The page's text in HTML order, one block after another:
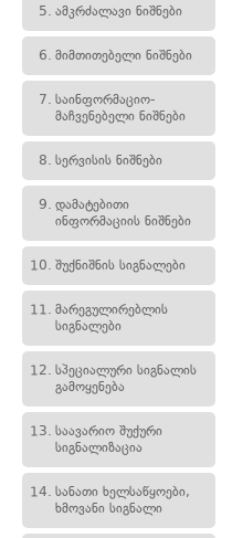
5. ამკრძალავი ნიშნები
6. მიმთითებელი ნიშნები
7. საინფორმაციო-
მაჩვენებელი ნიშნები
8. სერვისის ნიშნები
9. დამატებითი
ინფორმაციის ნიშნები
10. შუქნიშნის სიგნალები
11. მარეგულირებლის
სიგნალები
12. სპეციალური სიგნალის
გამოყენება
13. საავარიო შუქური
სიგნალიზაცია
14. სანათი ხელსაწყოები,
ხმოვანი სიგნალი